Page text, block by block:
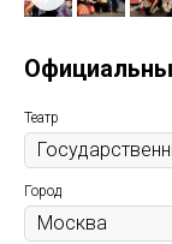
Театр
Город